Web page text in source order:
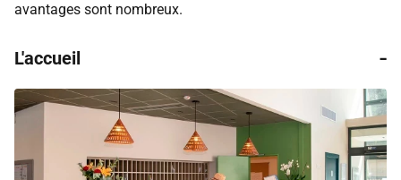
avantages sont nombreux.
L'accueil -